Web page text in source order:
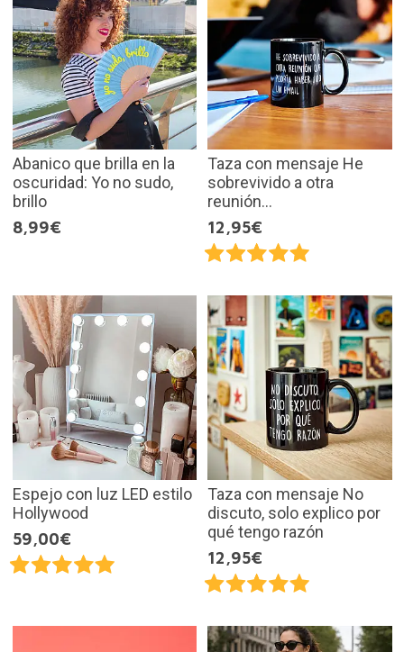
Abanico que brilla en la
oscuridad: Yo no sudo,
brillo
8,99€
Taza con mensaje He
sobrevivido a otra
reunión...
12,95€
Espejo con luz LED estilo
Hollywood
59,00€
Taza con mensaje No
discuto, solo explico por
qué tengo razón
12,95€